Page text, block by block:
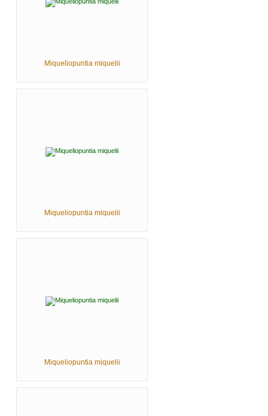
Miqueliopuntia miquelii
Miqueliopuntia miquelii
Miqueliopuntia miquelii